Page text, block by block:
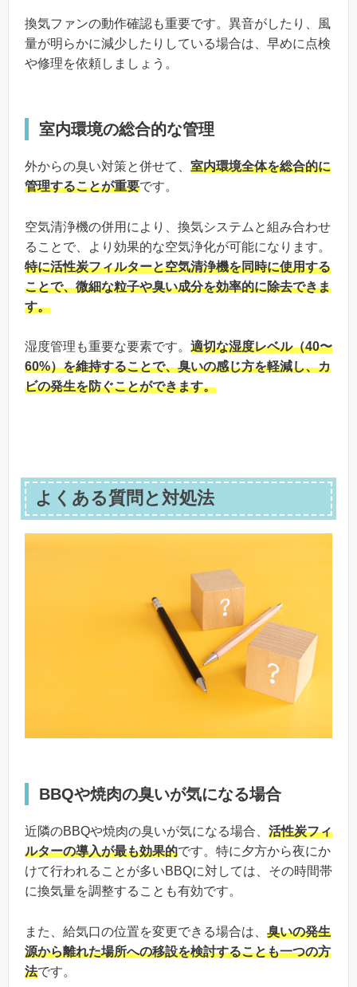
換気ファンの動作確認も重要です。異音がしたり、風
量が明らかに減少したりしている場合は、早めに点検
や修理を依頼しましょう。
室内環境の総合的な管理
外からの臭い対策と併せて、 室内環境全体を総合的に
管理することが重要です。
空気清浄機の併用により、換気システムと組み合わせ
ることで、より効果的な空気浄化が可能になります。
特に活性炭フィルターと空気清浄機を同時に使用する
ことで、微細な粒子や臭い成分を効率的に除去できま
す。
湿度管理も重要な要素です。 適切な湿度レベル（40〜
60%）を維持することで、臭いの感じ方を軽減し、カ
ビの発生を防ぐことができます。
よくある質問と対処法
BBQや焼肉の臭いが気になる場合
近隣のBBQや焼肉の臭いが気になる場合、 活性炭フィ
ルターの導入が最も効果的です。特に夕方から夜にか
けて行われることが多いBBQに対しては、その時間帯
に換気量を調整することも有効です。
また、給気口の位置を変更できる場合は、 臭いの発生
源から離れた場所への移設を検討することも一つの方
法です。